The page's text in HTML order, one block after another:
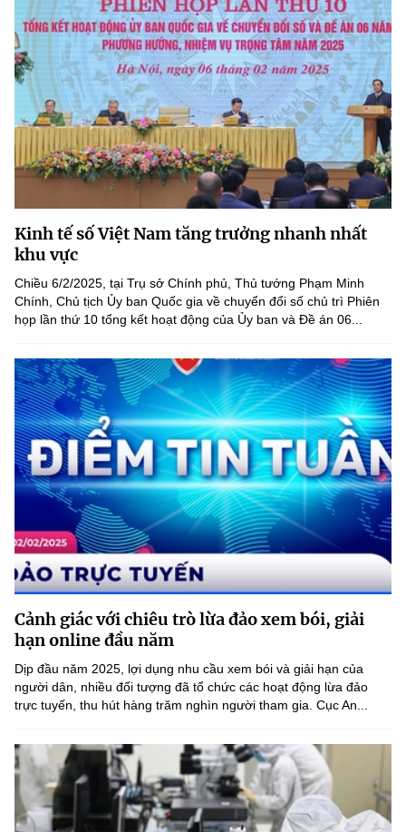
Kinh tế số Việt Nam tăng trưởng nhanh nhất
khu vực
Chiều 6/2/2025, tại Trụ sở Chính phủ, Thủ tướng Phạm Minh
Chính, Chủ tịch Ủy ban Quốc gia về chuyển đổi số chủ trì Phiên
họp lần thứ 10 tổng kết hoạt động của Ủy ban và Đề án 06...
Cảnh giác với chiêu trò lừa đảo xem bói, giải
hạn online đầu năm
Dịp đầu năm 2025, lợi dụng nhu cầu xem bói và giải hạn của
người dân, nhiều đối tượng đã tổ chức các hoạt động lừa đảo
trực tuyến, thu hút hàng trăm nghìn người tham gia. Cục An...